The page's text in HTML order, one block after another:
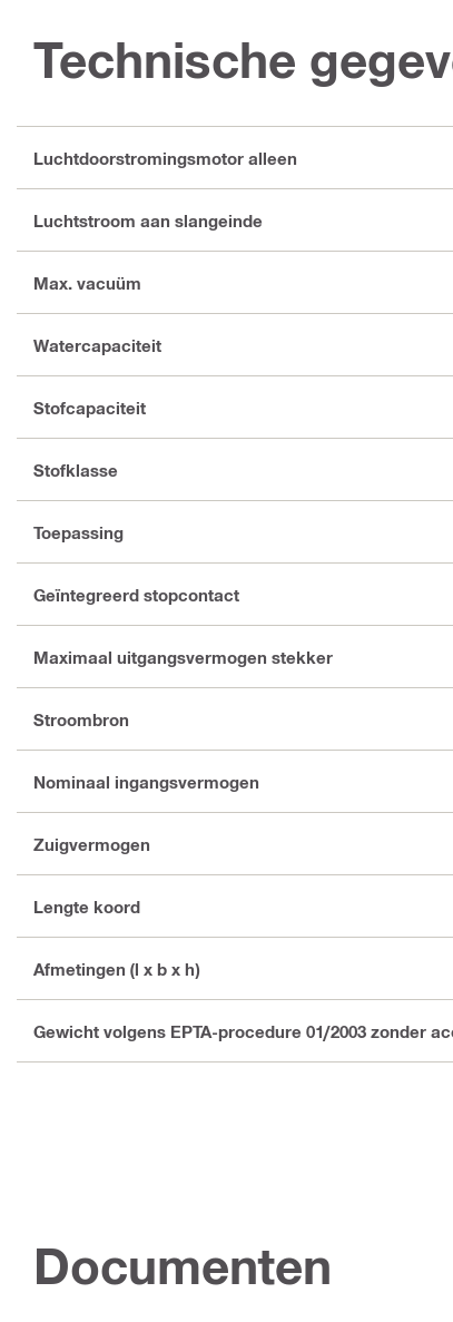
Technische
Luchtdoorstromingsmotor alleen
Luchtstroom aan slangeinde
Max. vacuüm
Watercapaciteit
Stofcapaciteit
Stofklasse
Toepassing
Geïntegreerd stopcontact
Maximaal uitgangsvermogen stekker
Stroombron
Nominaal ingangsvermogen
Zuigvermogen
Lengte koord
Afmetingen (l x b x h)
Gewicht volgens EPTA-procedure 01/2003 zonder
Documenten